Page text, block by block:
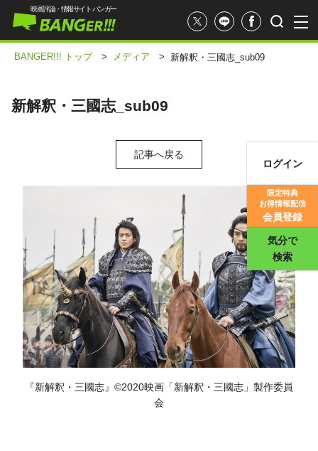
映画評論・情報サイト バンガー
ログイン
限定特典
お得情報配信
会員登録
気分で
検索
BANGER!!! トップ > メディア > 新解釈・三國志_sub09
新解釈・三國志_sub09
記事へ戻る
『新解釈・三國志』©2020映画「新解釈・三國志」製作委員
会